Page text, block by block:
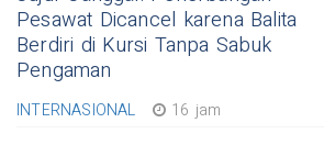
Pesawat Dicancel karena Balita
Berdiri di Kursi Tanpa Sabuk
Pengaman
INTERNASIONAL 16 jam